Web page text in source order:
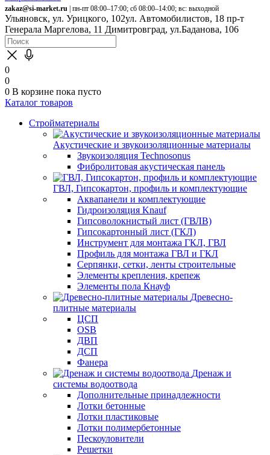
zakaz@si-market.ru | пн-пт 08:00–17:00; сб 08:00–14:00; вс: выходной
Ульяновск, ул. Урицкого, 102ул. Автомобилистов, 18 пр-т
Генерала Маргелова, 11 Димитровград, ул.Баданова, 106
0
0
0 В корзине пока пусто
Каталог товаров
Стройматериалы
Акустические и звукоизоляционные материалы
Звукоизоляция Technosonus
Фибролитовая акустическая панель
ГВЛ, Гипсокартон, профиль и комплектующие
Аквапанели и комплектующие
Гидроизоляция Knauf
Гипсоволокнистый лист (ГВЛВ)
Гипсокартонный лист (ГКЛ)
Инструмент для монтажа ГКЛ, ГВЛ
Профиль для монтажа ГВЛ и ГКЛ
Серпянки, сетки, ленты строительные
Элементы крепления, крепеж
Элементы пола Кнауф
Древесно-
плитные материалы
ЦСП
OSB
ДВП
ДСП
Фанера
Дренаж и
системы водоотвода
Дополнительные принадлежности
Лотки бетонные
Лотки пластиковые
Лотки полимербетонные
Пескоуловители
Решетки